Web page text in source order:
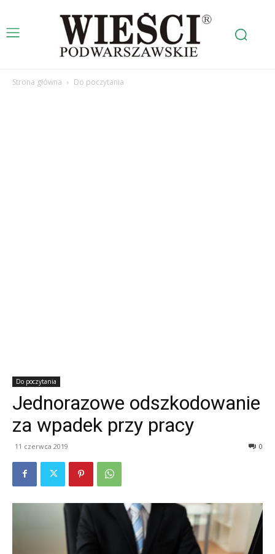
Strona główna Do poczytania
Do poczytania
Jednorazowe odszkodowanie
za wpadek przy pracy
11 czerwca 2019 0